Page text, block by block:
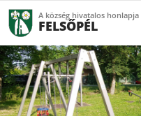
A község hivatalos honlapja
FELSŐPÉL